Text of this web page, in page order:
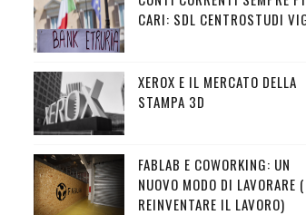
CARI: SDL CENTROSTUDI
XEROX E IL MERCATO DELLA
STAMPA 3D
FABLAB E COWORKING: UN
NUOVO MODO DI LAVORARE
REINVENTARE IL LAVORO)